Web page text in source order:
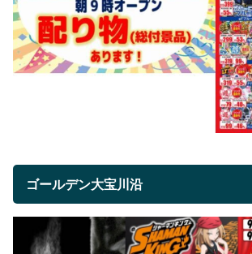
ゴールデン大宝川沿